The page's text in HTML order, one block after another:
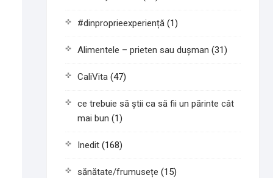
#dinproprieexperiență (1)
Alimentele – prieten sau duşman (31)
CaliVita (47)
ce trebuie să știi ca să fii un părinte cât
mai bun (1)
Inedit (168)
sănătate/frumusețe (15)